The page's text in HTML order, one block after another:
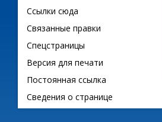
Ссылки сюда
Связанные правки
Спецстраницы
Версия для печати
Постоянная ссылка
Сведения о странице